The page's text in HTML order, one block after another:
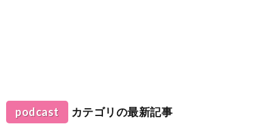
podcast カテゴリの最新記事